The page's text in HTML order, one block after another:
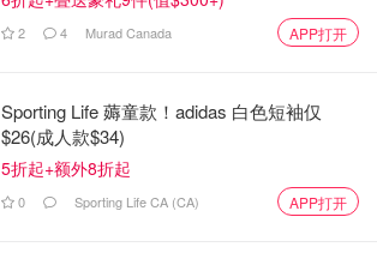
2 4 Murad Canada APP打开
Sporting Life 薅童款！adidas 白色短袖仅
$26(成人款$34)
5折起+额外8折起
0 Sporting Life CA (CA) APP打开